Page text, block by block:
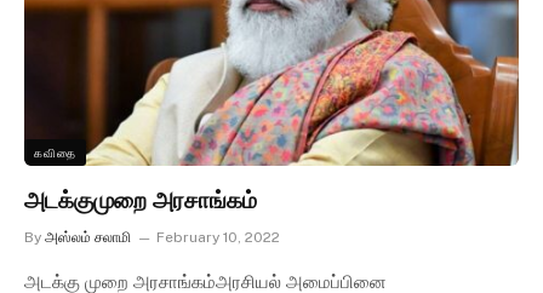
கவிதை
அடக்குமுறை அரசாங்கம்
By அஸ்லம் சலாமி February 10, 2022
அடக்கு முறை அரசாங்கம்அரசியல் அமைப்பினை